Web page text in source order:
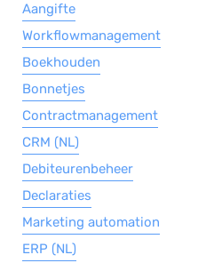
Aangifte
Workflowmanagement
Boekhouden
Bonnetjes
Contractmanagement
CRM (NL)
Debiteurenbeheer
Declaraties
Marketing automation
ERP (NL)